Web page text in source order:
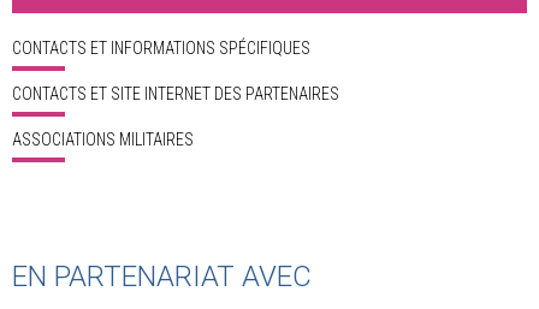
CONTACTS ET INFORMATIONS SPÉCIFIQUES
CONTACTS ET SITE INTERNET DES PARTENAIRES
ASSOCIATIONS MILITAIRES
EN PARTENARIAT AVEC